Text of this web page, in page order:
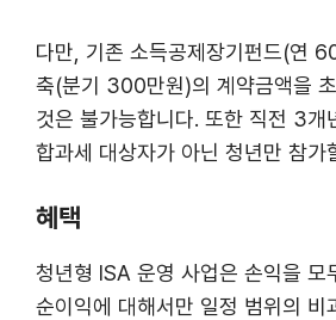
다만, 기존 소득공제장기펀드(연
축(분기 300만원)의 계약금액을
것은 불가능합니다. 또한 직전 3개
합과세 대상자가 아닌 청년만 참가
혜택
청년형 ISA 운영 사업은 손익을 모
순이익에 대해서만 일정 범위의 비